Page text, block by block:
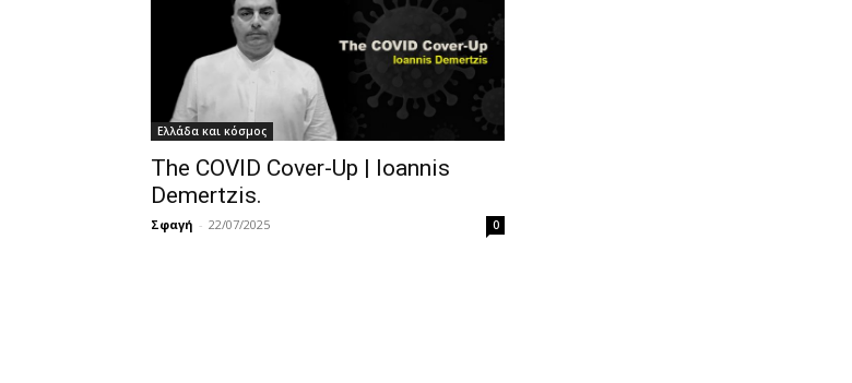
Ελλάδα και κόσμος
The COVID Cover-Up | Ioannis
Demertzis.
Σφαγή - 22/07/2025 0